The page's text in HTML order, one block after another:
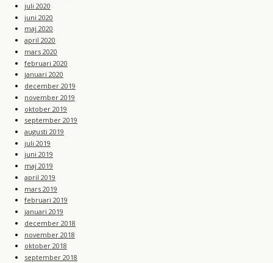
juli 2020
juni 2020
maj 2020
april 2020
mars 2020
februari 2020
januari 2020
december 2019
november 2019
oktober 2019
september 2019
augusti 2019
juli 2019
juni 2019
maj 2019
april 2019
mars 2019
februari 2019
januari 2019
december 2018
november 2018
oktober 2018
september 2018